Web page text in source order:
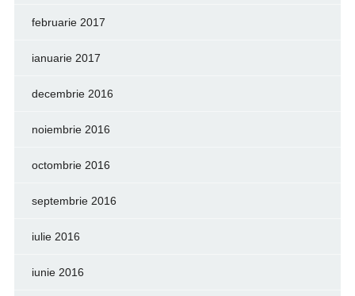
februarie 2017
ianuarie 2017
decembrie 2016
noiembrie 2016
octombrie 2016
septembrie 2016
iulie 2016
iunie 2016